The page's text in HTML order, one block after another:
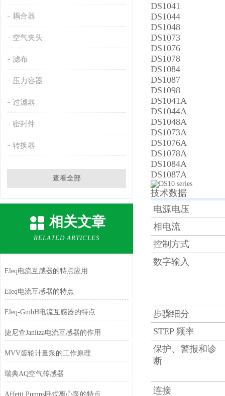
耦合器
空气夹头
滤布
压力容器
过滤器
密封件
转换器
查看全部
相关文章
RELATED ARTICLES
Eleq电流互感器的特点应用
Eleq电流互感器的特点
Eleq-GmbH电流互感器的特点
捷尼查Janitza电流互感器的作用
MVV齿轮计量泵的工作原理
瑞典AQ空气传感器
Affetti Pumps卧式离心泵的特点
DS1041
DS1044
DS1048
DS1073
DS1076
DS1078
DS1084
DS1087
DS1098
DS1041A
DS1044A
DS1048A
DS1073A
DS1076A
DS1078A
DS1084A
DS1087A
技术数据
电源电压
相电流
控制方式
数字输入
步骤细分
STEP 频率
保护、警报和诊
断
连接